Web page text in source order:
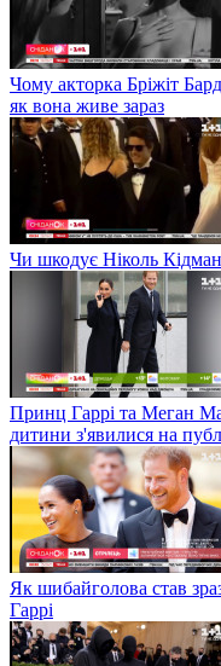
Чому акторка Бріжіт
як вона живе зараз
Чи шкодує Ніколь
Принц Гаррі та Меган
дитини з'явилися на
Як шибайголова став
Гаррі